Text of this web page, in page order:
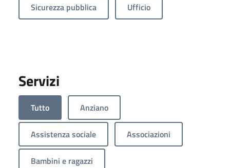
Sicurezza pubblica Ufficio
Servizi
Tutto Anziano
Assistenza sociale Associazioni
Bambini e ragazzi